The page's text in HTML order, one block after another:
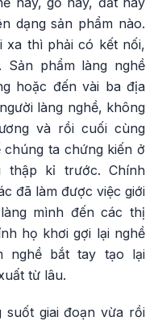
dạng sản phẩm nào.
xa thì phải có kết nối,
phẩm làng nghề
hoặc đến vài ba địa
làng nghề, không
và rồi cuối cùng
ta chứng kiến ở
thập kỉ trước. Chính
đã làm được việc giới
mình đến các thị
họ khơi gợi lại nghề
nghề bắt tay tạo lại
từ lâu.
giai đoạn vừa rồi